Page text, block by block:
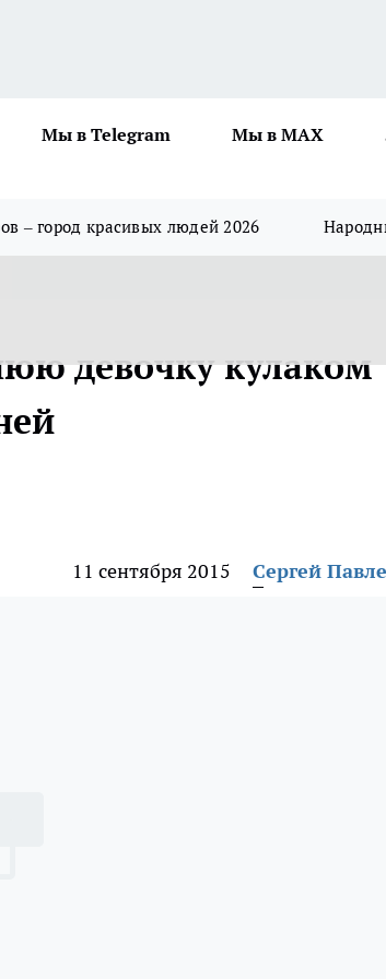
Мы в Telegram Мы в MAX
– город красивых людей 2026
девочку кулаком
11 сентября 2015 Сергей